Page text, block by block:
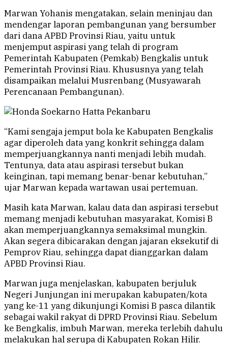
Marwan Yohanis mengatakan, selain meninjau dan
mendengar laporan pembangunan yang bersumber
dari dana APBD Provinsi Riau, yaitu untuk
menjemput aspirasi yang telah di program
Pemerintah Kabupaten (Pemkab) Bengkalis untuk
Pemerintah Provinsi Riau. Khususnya yang telah
disampaikan melalui Musrenbang (Musyawarah
Perencanaan Pembangunan).
“Kami sengaja jemput bola ke Kabupaten Bengkalis
agar diperoleh data yang konkrit sehingga dalam
memperjuangkannya nanti menjadi lebih mudah.
Tentunya, data atau aspirasi tersebut bukan
keinginan, tapi memang benar-benar kebutuhan,”
ujar Marwan kepada wartawan usai pertemuan.
Masih kata Marwan, kalau data dan aspirasi tersebut
memang menjadi kebutuhan masyarakat, Komisi B
akan memperjuangkannya semaksimal mungkin.
Akan segera dibicarakan dengan jajaran eksekutif di
Pemprov Riau, sehingga dapat dianggarkan dalam
APBD Provinsi Riau.
Marwan juga menjelaskan, kabupaten berjuluk
Negeri Junjungan ini merupakan kabupaten/kota
yang ke-11 yang dikunjungi Komisi B pasca dilantik
sebagai wakil rakyat di DPRD Provinsi Riau. Sebelum
ke Bengkalis, imbuh Marwan, mereka terlebih dahulu
melakukan hal serupa di Kabupaten Rokan Hilir.